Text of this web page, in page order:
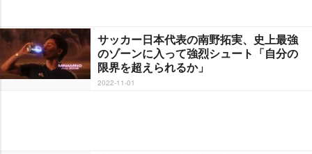
サッカー日本代表の南野拓実、史上最強
のゾーンに入って強烈シュート「自分の
限界を超えられるか」
2022-11-01